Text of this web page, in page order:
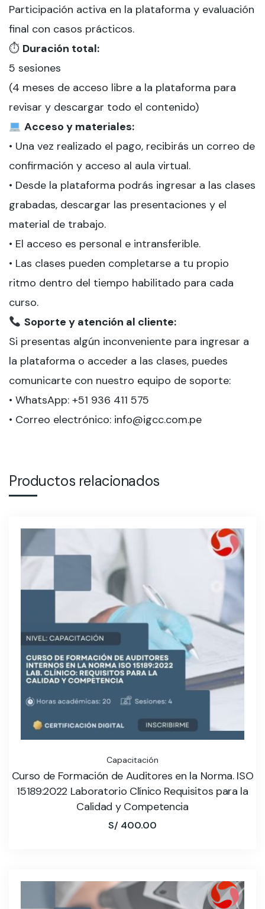
Participación activa en la plataforma y evaluación
final con casos prácticos.
⏱ Duración total:
5 sesiones
(4 meses de acceso libre a la plataforma para
revisar y descargar todo el contenido)
Acceso y materiales:
• Una vez realizado el pago, recibirás un correo de
confirmación y acceso al aula virtual.
• Desde la plataforma podrás ingresar a las clases
grabadas, descargar las presentaciones y el
material de trabajo.
• El acceso es personal e intransferible.
• Las clases pueden completarse a tu propio
ritmo dentro del tiempo habilitado para cada
curso.
Soporte y atención al cliente:
Si presentas algún inconveniente para ingresar a
la plataforma o acceder a las clases, puedes
comunicarte con nuestro equipo de soporte:
• WhatsApp: +51 936 411 575
• Correo electrónico: info@igcc.com.pe
Productos relacionados
Capacitación
Curso de Formación de Auditores en la Norma. ISO
15189:2022 Laboratorio Clínico Requisitos para la
Calidad y Competencia
S/ 400.00